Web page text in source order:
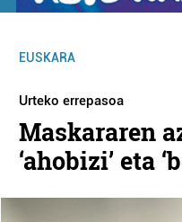
EUSKARA
Urteko errepasoa
Maskararen
‘ahobizi’ eta